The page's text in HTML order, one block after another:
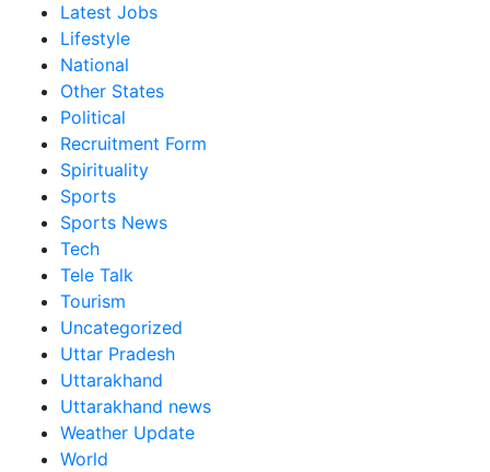
Latest Jobs
Lifestyle
National
Other States
Political
Recruitment Form
Spirituality
Sports
Sports News
Tech
Tele Talk
Tourism
Uncategorized
Uttar Pradesh
Uttarakhand
Uttarakhand news
Weather Update
World